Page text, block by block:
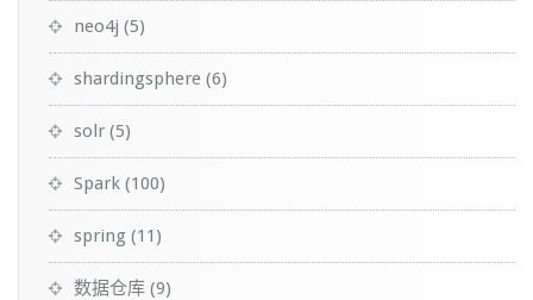
neo4j (5)
shardingsphere (6)
solr (5)
Spark (100)
spring (11)
数据仓库 (9)